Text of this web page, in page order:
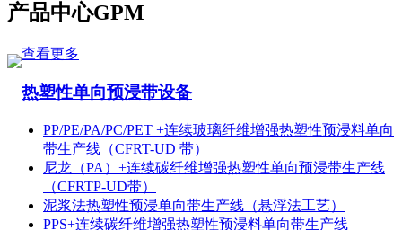
产品中心GPM
查看更多
热塑性单向预浸带设备
PP/PE/PA/PC/PET +连续玻璃纤维增强热塑性预浸料单向
带生产线（CFRT-UD 带）
尼龙（PA）+连续碳纤维增强热塑性单向预浸带生产线
（CFRTP-UD带）
泥浆法热塑性预浸单向带生产线（悬浮法工艺）
PPS+连续碳纤维增强热塑性预浸料单向带生产线